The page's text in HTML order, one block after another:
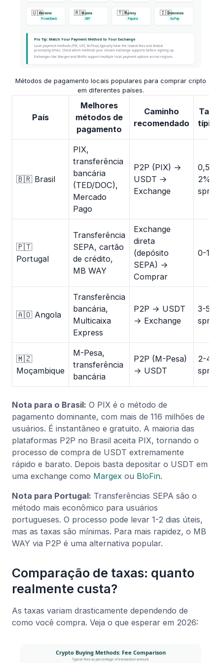
Métodos de pagamento locais populares para comprar cripto
em diferentes países.
País
Melhores
métodos de
pagamento
Caminho
recomendado
🇧🇷 Brasil
PIX,
transferência
bancária
(TED/DOC),
Mercado
Pago
P2P (PIX) →
USDT →
Exchange
0,5-
2%
🇵🇹
Portugal
Transferência
SEPA, cartão
de crédito,
MB WAY
Exchange
direta
(depósito
SEPA) →
Comprar
0-
🇦🇴 Angola
Transferência
bancária,
Multicaixa
Express
P2P → USDT
→ Exchange
3-5%
🇲🇿
Moçambique
M-Pesa,
transferência
bancária
P2P (M-Pesa)
→ USDT
2-4%
Nota para o Brasil: O PIX é o método de
pagamento dominante, com mais de 116 milhões de
usuários. É instantâneo e gratuito. A maioria das
plataformas P2P no Brasil aceita PIX, tornando o
processo de compra de USDT extremamente
rápido e barato. Depois basta depositar o USDT em
uma exchange como Margex ou BloFin.
Nota para Portugal: Transferências SEPA são o
método mais econômico para usuários
portugueses. O processo pode levar 1-2 dias úteis,
mas as taxas são mínimas. Para mais rapidez, o MB
WAY via P2P é uma alternativa popular.
Comparação de taxas: quanto
realmente custa?
As taxas variam drasticamente dependendo de
como você compra. Veja o que esperar em 2026: